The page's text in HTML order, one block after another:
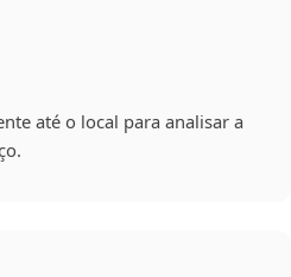
até o local para analisar a